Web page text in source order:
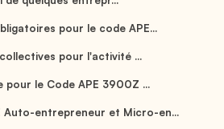
pour le code APE...
pour l'activité ...
pour le Code APE 3900Z ...
Auto-entrepreneur et Micro-en...